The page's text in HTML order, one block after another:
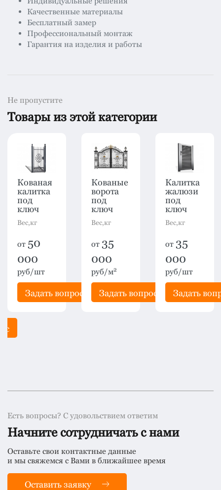
Качественные материалы
Бесплатный замер
Профессиональный монтаж
Гарантия на изделия и работы
Не пропустите
Товары из этой категории
Кованая
калитка
под
ключ
Вес,кг
от 50
000
руб/шт
Задать вопрос
Кованые
ворота
под
ключ
Вес,кг
от 35
000
руб/м2
Задать вопрос
Калитка
жалюзи
под
ключ
Вес,кг
от 35
000
руб/шт
Задать
Есть вопросы? С удовольствием ответим
Начните сотрудничать с нами
Оставьте свои контактные данные
и мы свяжемся с Вами в ближайшее время
Оставить заявку